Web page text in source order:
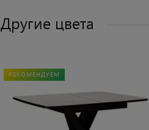
Другие цвета
РЕКОМЕНДУЕМ